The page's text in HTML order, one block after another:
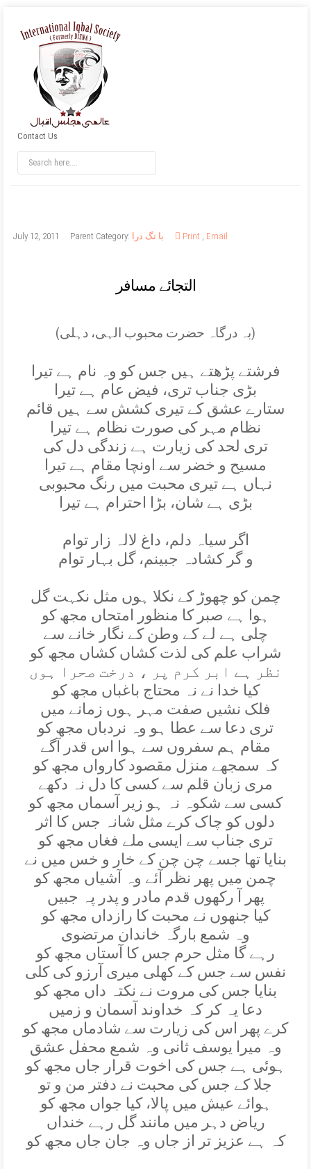
Contact Us
July 12, 2011 Parent Category: با نگ درا Print , Email
التجائے مسافر
(بہ درگاہ حضرت محبوب الہی، دہلی)
فرشتے پڑھتے ہيں جس کو وہ نام ہے تيرا
بڑی جناب تری، فيض عام ہے تيرا
ستارے عشق کے تيری کشش سے ہيں قائم
نظام مہر کی صورت نظام ہے تيرا
تری لحد کی زيارت ہے زندگی دل کی
مسيح و خضر سے اونچا مقام ہے تيرا
نہاں ہے تيری محبت ميں رنگ محبوبی
بڑی ہے شان، بڑا احترام ہے تيرا
اگر سياہ دلم، داغ لالہ زار توام
و گر کشادہ جبينم، گل بہار توام
چمن کو چھوڑ کے نکلا ہوں مثل نکہت گل
ہوا ہے صبر کا منظور امتحاں مجھ کو
چلی ہے لے کے وطن کے نگار خانے سے
شراب علم کی لذت کشاں کشاں مجھ کو
نظر ہے ابر کرم پر ، درخت صحرا ہوں
کيا خدا نے نہ محتاج باغباں مجھ کو
فلک نشيں صفت مہر ہوں زمانے ميں
تری دعا سے عطا ہو وہ نردباں مجھ کو
مقام ہم سفروں سے ہوا اس قدر آگے
کہ سمجھے منزل مقصود کارواں مجھ کو
مری زبان قلم سے کسی کا دل نہ دکھے
کسی سے شکوہ نہ ہو زير آسماں مجھ کو
دلوں کو چاک کرے مثل شانہ جس کا اثر
تری جناب سے ايسی ملے فغاں مجھ کو
بنايا تھا جسے چن چن کے خار و خس ميں نے
چمن ميں پھر نظر آئے وہ آشياں مجھ کو
پھر آ رکھوں قدم مادر و پدر پہ جبيں
کيا جنھوں نے محبت کا رازداں مجھ کو
وہ شمع بارگہ خاندان مرتضوی
رہے گا مثل حرم جس کا آستاں مجھ کو
نفس سے جس کے کھلی ميری آرزو کی کلی
بنايا جس کی مروت نے نکتہ داں مجھ کو
دعا يہ کر کہ خداوند آسمان و زميں
کرے پھر اس کی زيارت سے شادماں مجھ کو
وہ ميرا يوسف ثانی وہ شمع محفل عشق
ہوئی ہے جس کی اخوت قرار جاں مجھ کو
جلا کے جس کی محبت نے دفتر من و تو
ہوائے عيش ميں پالا، کيا جواں مجھ کو
رياض دہر ميں مانند گل رہے خنداں
کہ ہے عزيز تر از جاں وہ جان جاں مجھ کو